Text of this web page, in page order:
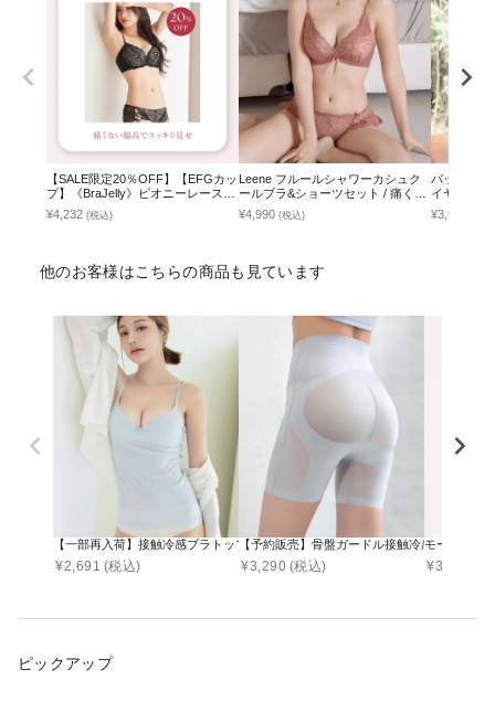
【SALE限定20％OFF】【EFGカッ
プ】《BraJelly》ピオニーレースア
ップブラ＆ショーツ
¥4,232 (税込)
Leene フルールシャワーカシュク
ールブラ&ショーツセット / 痛くな
い脇高谷間ブラ
¥4,990 (税込)
バックス
イヤーブ
¥3,990
他のお客様はこちらの商品も見ています
【一部再入荷】接触冷感ブラトップ 深V型/U型/汗取りパッド付き 選べる3タイ
¥2,691 (税込)
【予約販売】骨盤ガードル接触冷感タイプ
¥3,290 (税込)
モーニング
¥3,178
ピックアップ